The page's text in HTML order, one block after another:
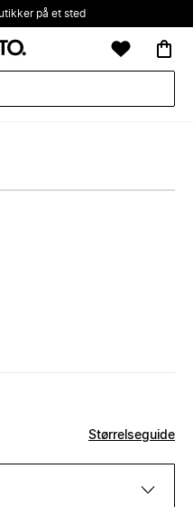
på et sted
Størrelseguide